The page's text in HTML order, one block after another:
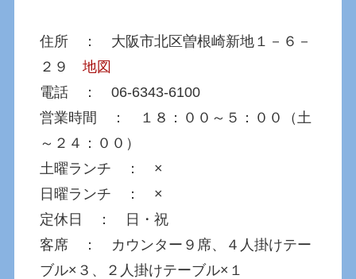
住所 ： 大阪市北区曽根崎新地１－６－
２９地図
電話 ： 06-6343-6100
営業時間 ： １８：００～５：００（土
～２４：００）
土曜ランチ ： ×
日曜ランチ ： ×
定休日 ： 日・祝
客席 ： カウンター９席、４人掛けテー
ブル×３、２人掛けテーブル×１